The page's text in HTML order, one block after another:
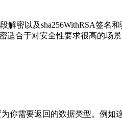
密以及sha256WithRSA签名
适合于对安全性要求很高的场
你需要返回的数据类型。例如